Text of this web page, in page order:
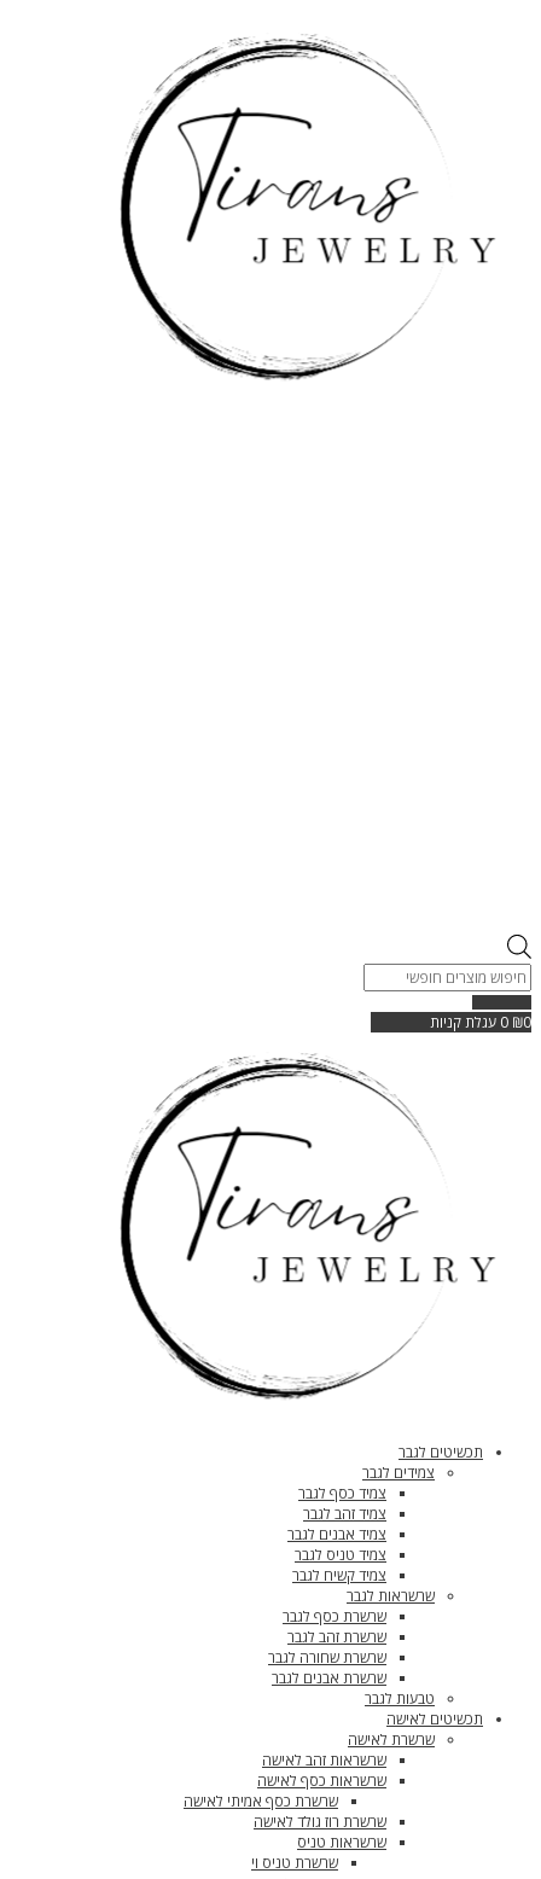
Products
search
₪0
0 עגלת קניות
תכשיטים לגבר
צמידים לגבר
צמיד כסף לגבר
צמיד זהב לגבר
צמיד אבנים לגבר
צמיד טניס לגבר
צמיד קשיח לגבר
שרשראות לגבר
שרשרת כסף לגבר
שרשרת זהב לגבר
שרשרת שחורה לגבר
שרשרת אבנים לגבר
טבעות לגבר
תכשיטים לאישה
שרשרת לאישה
שרשראות זהב לאישה
שרשראות כסף לאישה
שרשרת כסף אמיתי לאישה
שרשרת רוז גולד לאישה
שרשראות טניס
שרשרת טניס וי